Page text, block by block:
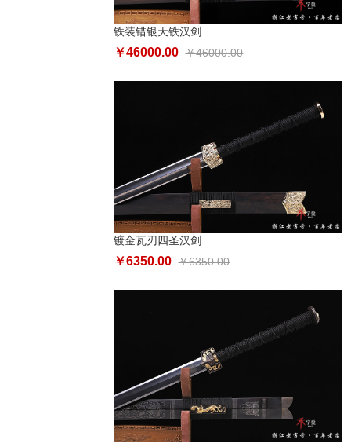
铁装错银天铁汉剑
￥46000.00 ￥46000.00
镀金瓦刃四圣汉剑
￥6350.00 ￥6350.00